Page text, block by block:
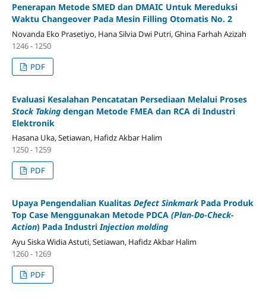
Penerapan Metode SMED dan DMAIC Untuk Mereduksi
Waktu Changeover Pada Mesin Filling Otomatis No. 2
Novanda Eko Prasetiyo, Hana Silvia Dwi Putri, Ghina Farhah Azizah
1246 - 1250
PDF
Evaluasi Kesalahan Pencatatan Persediaan Melalui Proses
Stock Takingdengan Metode FMEA dan RCA di Industri
Elektronik
Hasana Uka, Setiawan, Hafidz Akbar Halim
1250 - 1259
PDF
Upaya Pengendalian Kualitas Defect Sinkmark Pada Produk
Top Case Menggunakan Metode PDCA (Plan-Do-Check-
Action) Pada IndustriInjection molding
Ayu Siska Widia Astuti, Setiawan, Hafidz Akbar Halim
1260 - 1269
PDF